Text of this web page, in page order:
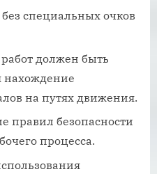
специальных очков
должен быть
нахождение
на путях движения.
правил безопасности
процесса.